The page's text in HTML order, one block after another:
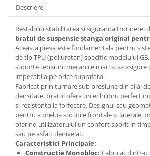
Descriere
Restabiliti stabilitatea si siguranta trotinetei
bratul de suspensie stanga original
Aceasta piesa este fundamentala pentru
de tip TPU (poliuretan) specific modelului
suporte tensiuni mecanice mari si sa
impecabila pe orice suprafata.
Fabricat prin turnare sub presiune din aliaj
densitate, bratul ofera un echilibru perfect
si rezistenta la forfecare. Designul sau
pentru a prelua socurile frontale si laterale,
oferind utilizatorului un confort sporit in
sau pe asfalt denivelat.
Caracteristici Principale:
Constructie Monobloc: Fabricat dintr-